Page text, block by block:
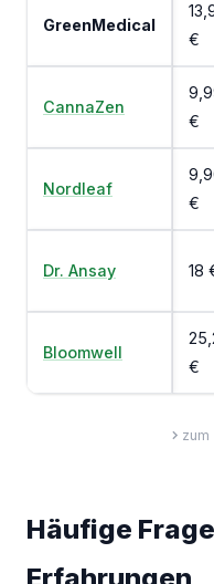
GreenMedical
€
CannaZen
€
Nordleaf
€
Dr. Ansay 18
Bloomwell
€
zum
Häufige